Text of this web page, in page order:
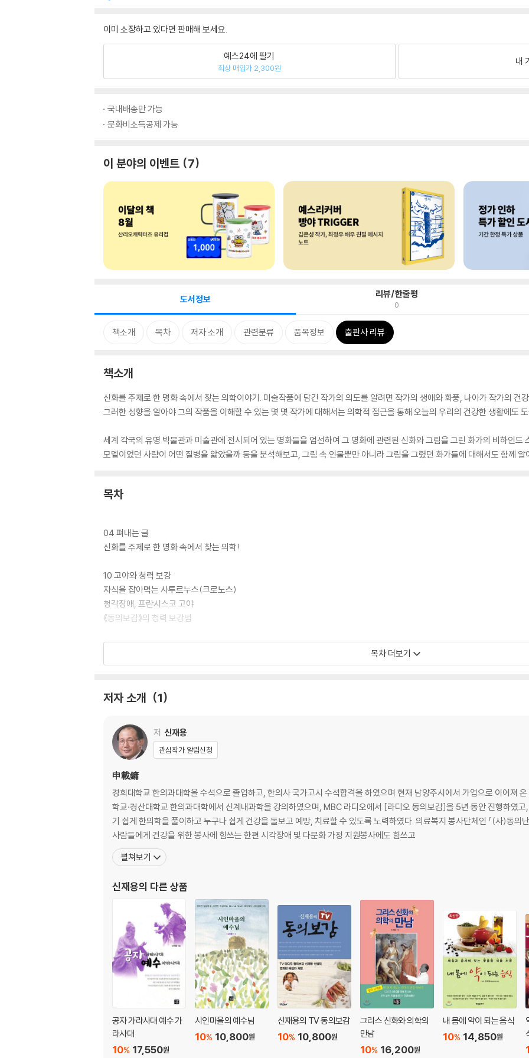
이미 소장하고 있다면 판매해 보세요.
예스24에 팔기
최상 매입가 2,300원
내
국내배송만 가능
문화비소득공제 가능
이 분야의 이벤트 7
도서정보 리뷰/한줄평
0
책소개 목차 저자 소개 관련분류 품목정보 출판사 리뷰
책소개
신화를 주제로 한 명화 속에서 찾는 의학이야기. 미술작품에 담긴 작가의 의도를 알려면 작가의 생애와 화풍, 나아가 작가의 건
그러한 성향을 알아야 그의 작품을 이해할 수 있는 몇 몇 작가에 대해서는 의학적 접근을 통해 오늘의 우리의 건강한 생활에도
세계 각국의 유명 박물관과 미술관에 전시되어 있는 명화들을 엄선하여 그 명화에 관련된 신화와 그림을 그린 화가의 비하인드
모델이었던 사람이 어떤 질병을 앓았을까 등을 분석해보고, 그림 속 인물뿐만 아니라 그림을 그렸던 화가들에 대해서도 함께 알
목차
04 펴내는 글
신화를 주제로 한 명화 속에서 찾는 의학!
10 고야와 청력 보강
자식을 잡아먹는 사투르누스(크로노스)
청각장애, 프란시스코 고야
《동의보감》의 청력 보강법
16 고흐와 우울증 자가진단
세멜레와 스핑크스
모로와 자궁회귀 정신육체질환
32 레니와 스탕달 신드롬
아탈란타와 히포메네스의 경주?
귀도 레니와 스탕달 신드롬?
개콘 신드롬과 한의학 신드롬
‘독일’ 하면 생각나는 것
개똥쑥과 돼지풀
45 드가와 망막질환에 좋은 식품
마이나데스의 광란의 춤
드가의 우아한 춤
망막질환의 소용돌이춤
51 드레이퍼와 체질별 동맥경화 예방식품
욕정 많은 여인과 정 많은 여인
꾀 많은 아버지와 욕심 많은 아들
종류 많은 동맥경화증
목차 더보기
저자 소개 1
저 신재용
관심작가 알림신청
申載鏞
경희대학교 한의과대학을 수석으로 졸업하고, 한의사 국가고시 수석합격을 하였으며 현재 남양주시에서 가업으로 이어져
학교·경산대학교 한의과대학에서 신계내과학을 강의하였으며, MBC 라디오에서 [라디오 동의보감]을 5년 동안 진행하였
기 쉽게 한의학을 풀이하고 누구나 쉽게 건강을 돌보고 예방, 치료할 수 있도록 노력하였다. 의료복지 봉사단체인 『(사)동의
사람들에게 건강을 위한 봉사에 힘쓰는 한편 시각장애 및 다문화 가정 지원봉사에도 힘쓰고
펼쳐보기
신재용의 다른 상품
공자 가라사대 예수 가
라사대
17,550원
10%
시인마을의 예수님
10,800원
10%
신재용의 TV 동의보감
10,800원
10%
그리스 신화와 의학의
만남
16,200원
10%
내 몸에 약이 되는 음식
14,850원
10%